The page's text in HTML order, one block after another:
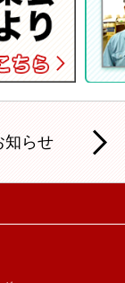
知らせ